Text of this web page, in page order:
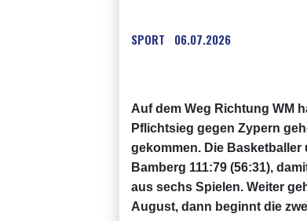
SPORT 06.07.2026
Auf dem Weg Richtung WM
Pflichtsieg gegen Zypern
gekommen. Die
Bamberg 111:79 (56:31),
aus sechs Spielen. Weiter
August, dann beginnt die